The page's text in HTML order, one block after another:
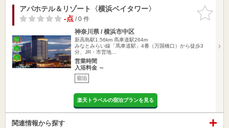
お気に入
りに追加
アパホテル＆リゾート〈横浜ベイタワー〉
-点/ 0 件
神奈川県 / 横浜市中区
新高島駅1.56km 馬車道駅264m
みなとみらい線「馬車道駅」4番（万国橋口）から徒歩3
分、JR・市営地…
営業時間
入浴料金 ～
宿泊
楽天トラベルの宿泊プランを見る
関連情報から探す